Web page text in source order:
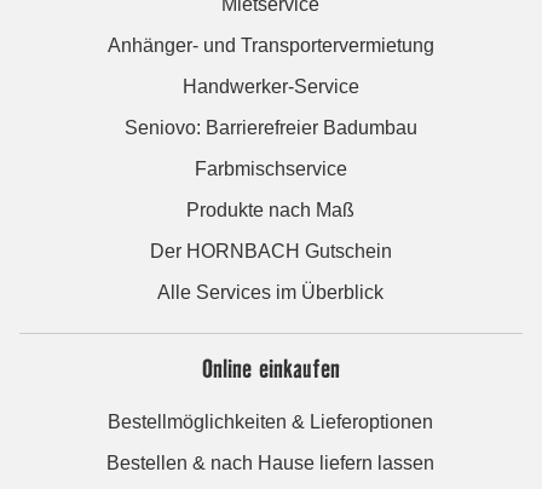
Mietservice
Anhänger- und Transportervermietung
Handwerker-Service
Seniovo: Barrierefreier Badumbau
Farbmischservice
Produkte nach Maß
Der HORNBACH Gutschein
Alle Services im Überblick
Online einkaufen
Bestellmöglichkeiten & Lieferoptionen
Bestellen & nach Hause liefern lassen